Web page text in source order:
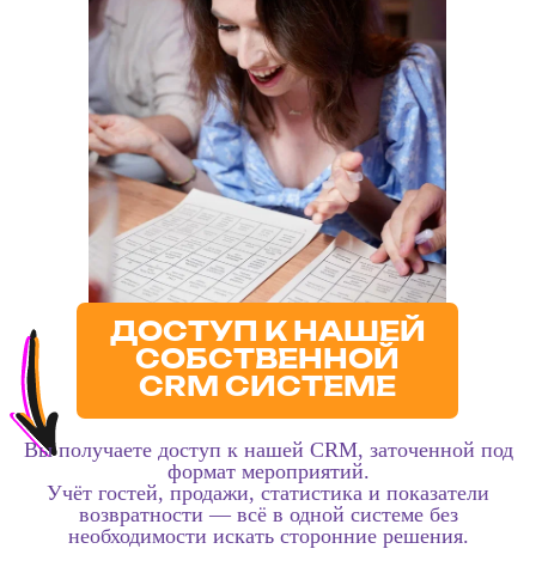
ПОДРОБНЕЕ
О ДЕЯТЕЛЬНОСТИ И ОПЫТЕ
ЕВГЕНИЯ ОЩЕПКОВА
МОЖНО УЗНАТЬ ЗДЕСЬ:
Читать →
Деловой Петербург выбрал юбилейного «Молодого
миллионера»